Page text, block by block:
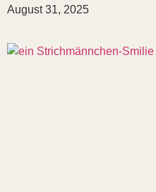
August 31, 2025